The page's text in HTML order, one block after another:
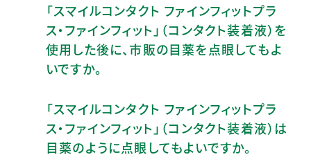
「スマイルコンタクト ファインフィットプラ
ス・ファインフィット」（コンタクト装着液）を
使用した後に、市販の目薬を点眼してもよ
いですか。
「スマイルコンタクト ファインフィットプラ
ス・ファインフィット」（コンタクト装着液）は
目薬のように点眼してもよいですか。